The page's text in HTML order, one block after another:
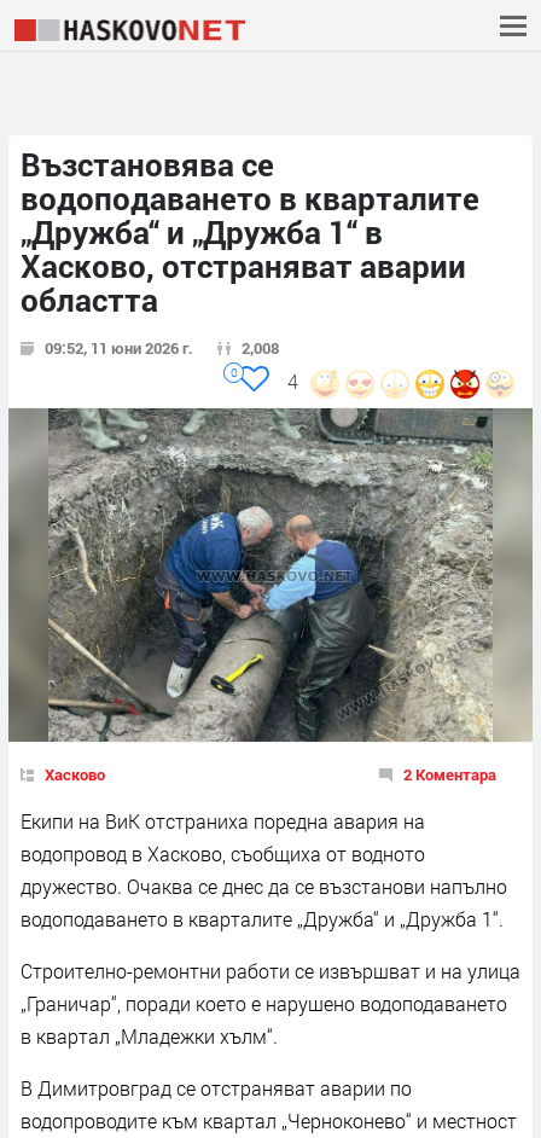
Възстановява се
водоподаването в кварталите
„Дружба“ и „Дружба 1“ в
Хасково, отстраняват аварии
областта
09:52, 11 юни 2026 г. 2,008
4
0
Хасково 2 Коментара
Екипи на ВиК отстраниха поредна авария на
водопровод в Хасково, съобщиха от водното
дружество. Очаква се днес да се възстанови напълно
водоподаването в кварталите „Дружба“ и „Дружба 1“.
Строително-ремонтни работи се извършват и на улица
„Граничар“, поради което е нарушено водоподаването
в квартал „Младежки хълм“.
В Димитровград се отстраняват аварии по
водопроводите към квартал „Черноконево“ и местност